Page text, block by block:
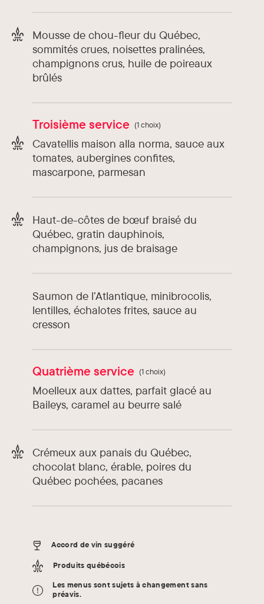
Mousse de chou-fleur du Québec,
sommités crues, noisettes pralinées,
champignons crus, huile de poireaux
brûlés
Troisième service (1 choix)
Cavatellis maison alla norma, sauce aux
tomates, aubergines confites,
mascarpone, parmesan
Haut-de-côtes de bœuf braisé du
Québec, gratin dauphinois,
champignons, jus de braisage
Saumon de l’Atlantique, minibrocolis,
lentilles, échalotes frites, sauce au
cresson
Quatrième service (1 choix)
Moelleux aux dattes, parfait glacé au
Baileys, caramel au beurre salé
Crémeux aux panais du Québec,
chocolat blanc, érable, poires du
Québec pochées, pacanes
Accord de vin suggéré
Produits québécois
Les menus sont sujets à changement sans
préavis.